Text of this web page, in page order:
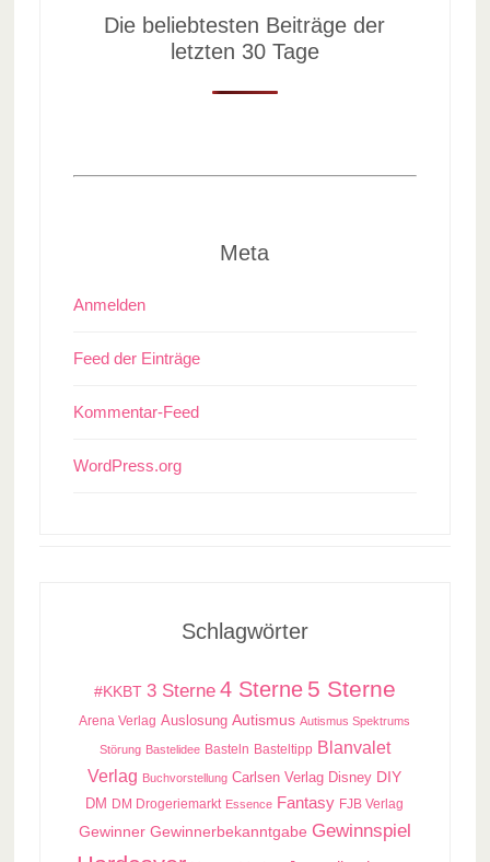
Die beliebtesten Beiträge der
letzten 30 Tage
Meta
Anmelden
Feed der Einträge
Kommentar-Feed
WordPress.org
Schlagwörter
#KKBT 3 Sterne 4 Sterne 5 Sterne
Arena Verlag Auslosung Autismus Autismus Spektrums
Störung Bastelidee Basteln Basteltipp Blanvalet
Verlag Buchvorstellung Carlsen Verlag Disney DIY
DM DM Drogeriemarkt Essence Fantasy FJB Verlag
Gewinner Gewinnerbekanntgabe Gewinnspiel